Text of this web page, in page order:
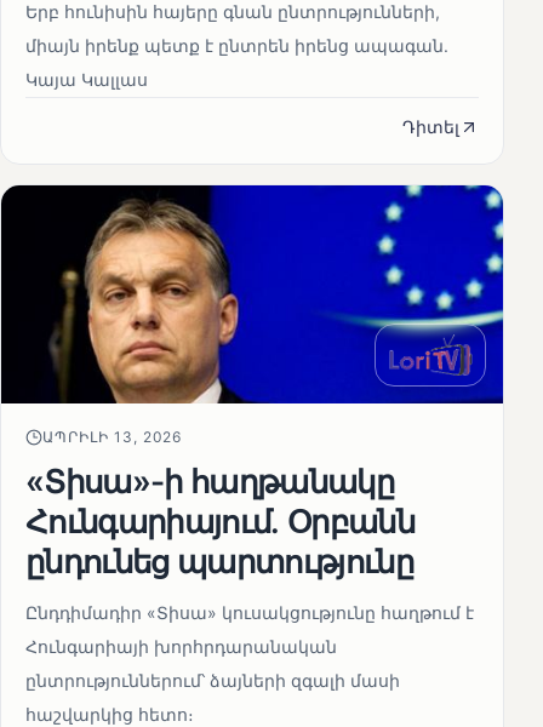
Երբ հունիսին հայերը գնան ընտրությունների,
միայն իրենք պետք է ընտրեն իրենց ապագան.
Կայա Կալլաս
Դիտել
ԱՊՐԻԼԻ 13, 2026
«Տիսա»-ի հաղթանակը
Հունգարիայում․ Օրբանն
ընդունեց պարտությունը
Ընդդիմադիր «Տիսա» կուսակցությունը հաղթում է
Հունգարիայի խորհրդարանական
ընտրություններում՝ ձայների զգալի մասի
հաշվարկից հետո։